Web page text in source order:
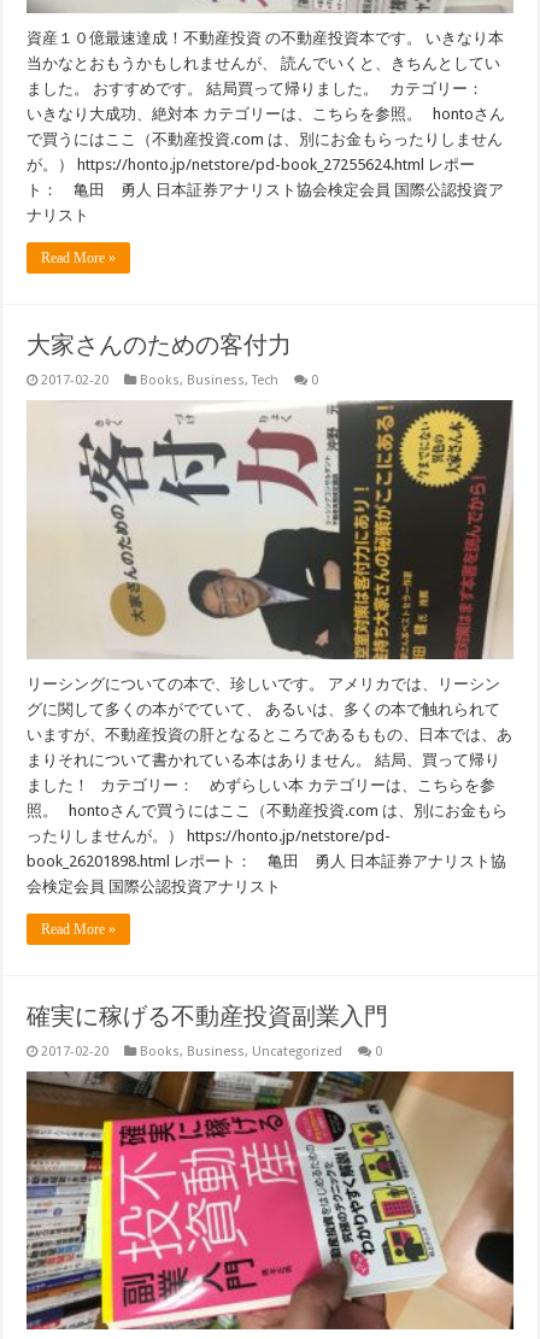
資産１０億最速達成！不動産投資 の不動産投資本です。 いきなり本
当かなとおもうかもしれませんが、 読んでいくと、きちんとしてい
ました。 おすすめです。 結局買って帰りました。 カテゴリー：
いきなり大成功、絶対本 カテゴリーは、こちらを参照。 hontoさん
で買うにはここ（不動産投資.com は、別にお金もらったりしません
が。） https://honto.jp/netstore/pd-book_27255624.html レポー
ト： 亀田 勇人 日本証券アナリスト協会検定会員 国際公認投資ア
ナリスト
Read More »
大家さんのための客付力
2017-02-20 Books, Business,Tech 0
リーシングについての本で、珍しいです。 アメリカでは、リーシン
グに関して多くの本がでていて、 あるいは、多くの本で触れられて
いますが、不動産投資の肝となるところであるももの、日本では、あ
まりそれについて書かれている本はありません。 結局、買って帰り
ました！ カテゴリー： めずらしい本 カテゴリーは、こちらを参
照。 hontoさんで買うにはここ（不動産投資.com は、別にお金もら
ったりしませんが。） https://honto.jp/netstore/pd-
book_26201898.html レポート： 亀田 勇人 日本証券アナリスト協
会検定会員 国際公認投資アナリスト
Read More »
確実に稼げる不動産投資副業入門
2017-02-20 Books, Business, Uncategorized 0